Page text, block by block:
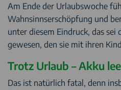
Am Ende der Urlaubswoche
Wahnsinnserschöpfung und
unter diesem Eindruck, das sei
gewesen, den sie mit ihren
Trotz Urlaub – Akku
Das ist natürlich fatal, denn